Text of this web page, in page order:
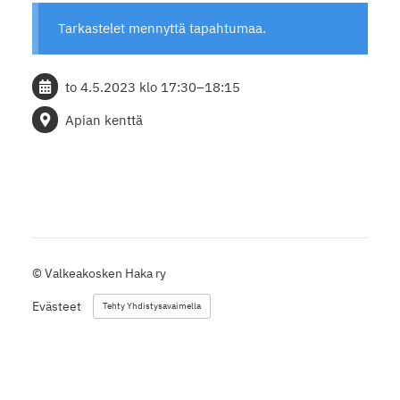
Tarkastelet mennyttä tapahtumaa.
to 4.5.2023 klo 17:30–18:15
Apian kenttä
© Valkeakosken Haka ry
Evästeet Tehty Yhdistysavaimella